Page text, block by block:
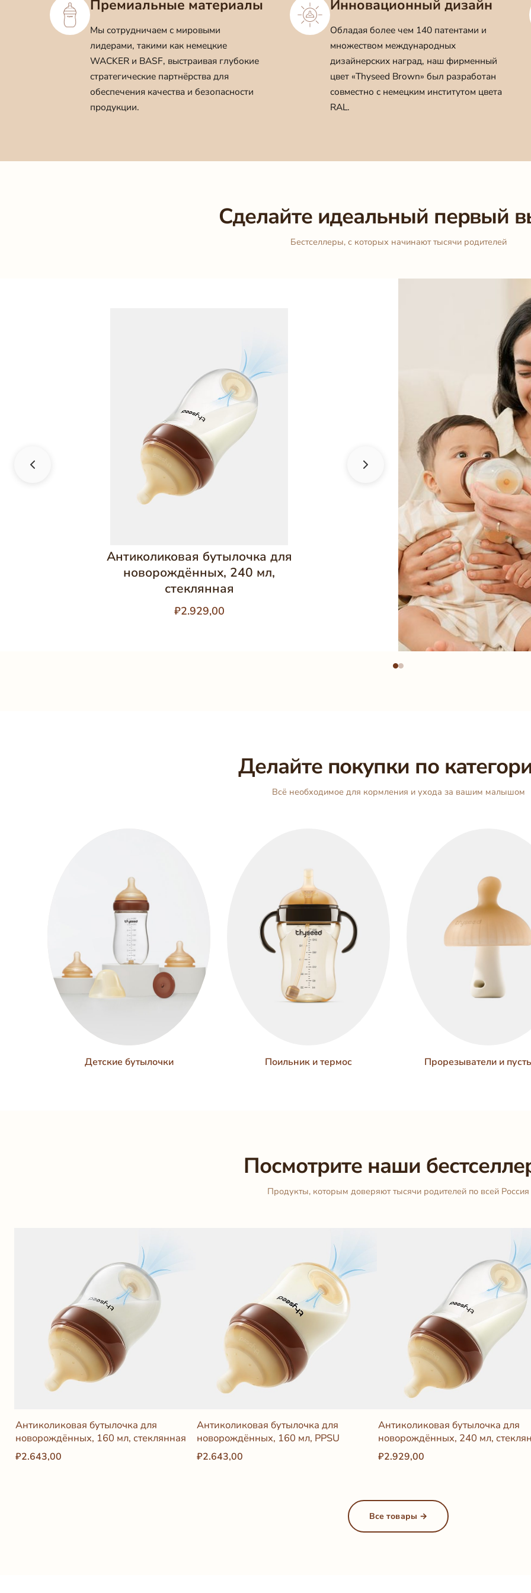
Премиальные материалы
Мы сотрудничаем с мировыми
лидерами, такими как немецкие
WACKER и BASF, выстраивая глубокие
стратегические партнёрства для
обеспечения качества и безопасности
продукции.
Инновационный дизайн
Обладая более чем 140 патентами и
множеством международных
дизайнерских наград, наш фирменный
цвет «Thyseed Brown» был разработан
совместно с немецким институтом цвета
RAL.
Сделайте идеальный первый
Бестселлеры, с которых начинают тысячи родителей
Антиколиковая бутылочка для
новорождённых, 240 мл,
стеклянная
₽2.929,00
Делайте покупки по
Всё необходимое для кормления и ухода за вашим малышом
Детские бутылочки Поильник и термос Прорезыватели и
Посмотрите наши
Продукты, которым доверяют тысячи родителей по всей Россия
Антиколиковая бутылочка для
новорождённых, 160 мл, стеклянная
₽2.643,00
Антиколиковая бутылочка для
новорождённых, 160 мл, PPSU
₽2.643,00
Антиколиковая бутылочка для
новорождённых, 240 мл,
₽2.929,00
Все товары →